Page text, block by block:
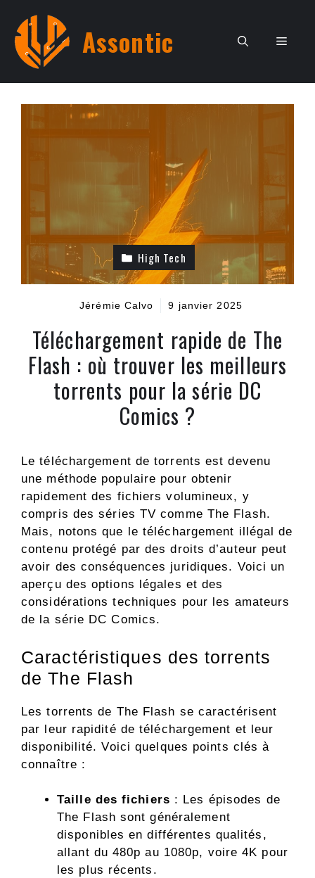
contenu
Assontic Menu
High Tech
Jérémie Calvo 9 janvier 2025
Téléchargement rapide de The
Flash : où trouver les meilleurs
torrents pour la série DC
Comics ?
Le téléchargement de torrents est devenu
une méthode populaire pour obtenir
rapidement des fichiers volumineux, y
compris des séries TV comme The Flash.
Mais, notons que le téléchargement illégal de
contenu protégé par des droits d’auteur peut
avoir des conséquences juridiques. Voici un
aperçu des options légales et des
considérations techniques pour les amateurs
de la série DC Comics.
Caractéristiques des torrents
de The Flash
Les torrents de The Flash se caractérisent
par leur rapidité de téléchargement et leur
disponibilité. Voici quelques points clés à
connaître :
Taille des fichiers : Les épisodes de
The Flash sont généralement
disponibles en différentes qualités,
allant du 480p au 1080p, voire 4K pour
les plus récents.